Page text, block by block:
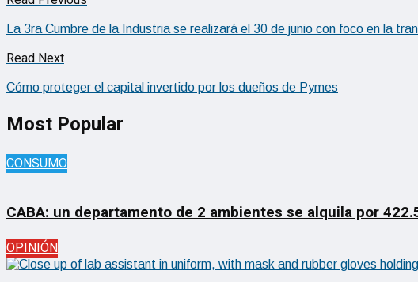
La 3ra Cumbre de la Industria se realizará el 30 de junio con foco en la
Read Next
Cómo proteger el capital invertido por los dueños de Pymes
Most Popular
CONSUMO
CABA: un departamento de 2 ambientes se alquila por
OPINIÓN